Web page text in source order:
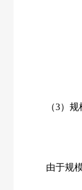
（3）规
由于规模